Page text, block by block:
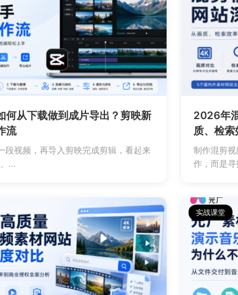
何从下载做到成片导出？剪映新
流
段视频，再导入剪映完成剪辑，看起来
...
2026年
质、检
制作混剪
作，而是
实战课堂